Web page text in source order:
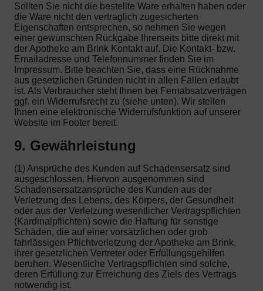
Sollten Sie nicht die bestellte Ware erhalten haben oder
die Ware nicht den vertraglich zugesicherten
Eigenschaften entsprechen, so nehmen Sie wegen
einer gewünschten Rückgabe Ihrerseits bitte direkt mit
der Apotheke am Brink Kontakt auf. Die Kontakt- bzw.
Emailadresse und Telefonnummer finden Sie im
Impressum. Bitte beachten Sie, dass eine Rücknahme
aus gesetzlichen Gründen nicht in allen Fällen erlaubt
ist. Als Verbraucher steht Ihnen bei Fernabsatzverträgen
ggf. ein Widerrufsrecht zu (siehe unten). Wir stellen
Ihnen eine elektronische Widerrufsfunktion auf unserer
Website im Footer bereit.
9. Gewährleistung
(1) Ansprüche des Kunden auf Schadensersatz sind
ausgeschlossen. Hiervon ausgenommen sind
Schadensersatzansprüche des Kunden aus der
Verletzung des Lebens, des Körpers, der Gesundheit
oder aus der Verletzung wesentlicher Vertragspflichten
(Kardinalpflichten) sowie die Haftung für sonstige
Schäden, die auf einer vorsätzlichen oder grob
fahrlässigen Pflichtverletzung der Apotheke am Brink,
ihrer gesetzlichen Vertreter oder Erfüllungsgehilfen
beruhen. Wesentliche Vertragspflichten sind solche,
deren Erfüllung zur Erreichung des Ziels des Vertrags
notwendig ist.